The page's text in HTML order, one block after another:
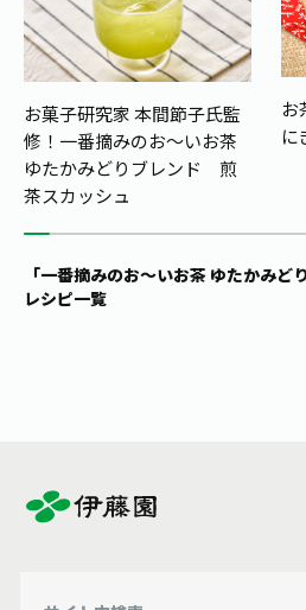
お菓子研究家 本間節子氏監
修！ 一番摘みのお～いお茶
ゆたかみどりブレンド 煎
茶スカッシュ
お
に
「一番摘みのお～いお茶 ゆたかみど
レシピ一覧